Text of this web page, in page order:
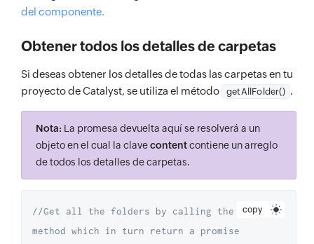
del componente.
Obtener todos los detalles de carpetas
Si deseas obtener los detalles de todas las carpetas en tu
proyecto de Catalyst, se utiliza el método
getAllFolder() .
Nota: La promesa devuelta aquí se resolverá a un
objeto en el cual la clavecontentcontiene un arreglo
de todos los detalles de carpetas.
copy
//Get all the folders by calling the
method which in turn return a promise